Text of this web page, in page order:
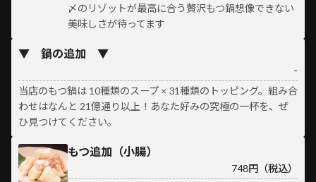
〆のリゾットが最高に合う贅沢もつ鍋想像できない
美味しさが待ってます
▼ 鍋の追加 ▼
-
当店のもつ鍋は 10種類のスープ × 31種類のトッピング。組み合
わせはなんと 21億通り以上！あなた好みの究極の一杯を、ぜ
ひ見つけてください。
もつ追加（小腸）
748円（税込）